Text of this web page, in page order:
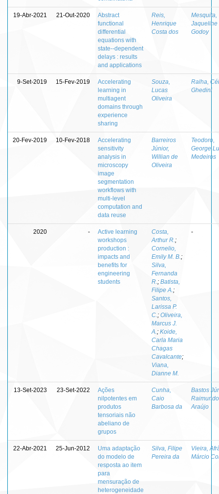
19-Abr-2021 21-Out-2020
Abstract
functional
differential
equations with
state--dependent
delays : results
and applications
Reis,
Henrique
Costa dos
Mesquita,
Jaqueline
Godoy
9-Set-2019 15-Fev-2019
Accelerating
learning in
multiagent
domains through
experience
sharing
Souza,
Lucas
Oliveira
Ralha,
Ghedini
20-Fev-2019 10-Fev-2018
Accelerating
sensitivity
analysis in
microscopy
image
segmentation
workflows with
multi-level
computation and
data reuse
Barreiros
Júnior,
Willian de
Oliveira
Teodoro,
George
Medeiros
2020 -
Active learning
workshops
production :
impacts and
benefits for
engineering
students
Costa,
Arthur R. ;
Cornelio,
Emily M. B. ;
Silva,
Fernanda
R. ; Batista,
Filipe A. ;
Santos,
Larissa P.
C. ; Oliveira,
Marcus J.
A. ; Koide,
Carla Maria
Chagas
Cavalcante;
Viana,
Dianne M.
-
13-Set-2023 23-Set-2022
Ações
nilpotentes em
produtos
tensoriais não
abeliano de
grupos
Cunha,
Caio
Barbosa da
Bastos
Araújo
22-Abr-2021 25-Jun-2012
Uma adaptação
do modelo de
resposta ao item
para
mensuração de
heterogeneidade
Silva, Filipe
Pereira da
Vieira,
Márcio